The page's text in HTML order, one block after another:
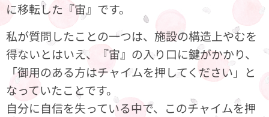
に移転した『宙』です。
私が質問したことの一つは、施設の構造上やむを
得ないとはいえ、『宙』の入り口に鍵がかかり、
「御用のある方はチャイムを押してください」と
なっていたことです。
自分に自信を失っている中で、このチャイムを押